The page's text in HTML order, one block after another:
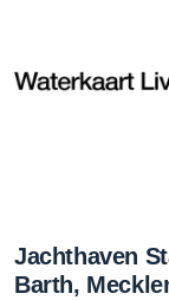
Jachthaven
Barth,